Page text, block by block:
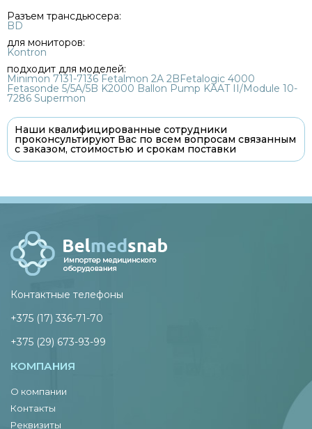
Разъем трансдьюсера:
BD
для мониторов:
Kontron
подходит для моделей:
Minimon 7131-7136 Fetalmon 2A 2BFetalogic 4000
Fetasonde 5/5A/5B K2000 Ballon Pump KAAT II/Module 10-
7286 Supermon
Наши квалифицированные сотрудники
проконсультируют Вас по всем вопросам связанным
с заказом, стоимостью и срокам поставки
Контактные телефоны
+375 (17) 336-71-70
+375 (29) 673-93-99
КОМПАНИЯ
О компании
Контакты
Реквизиты